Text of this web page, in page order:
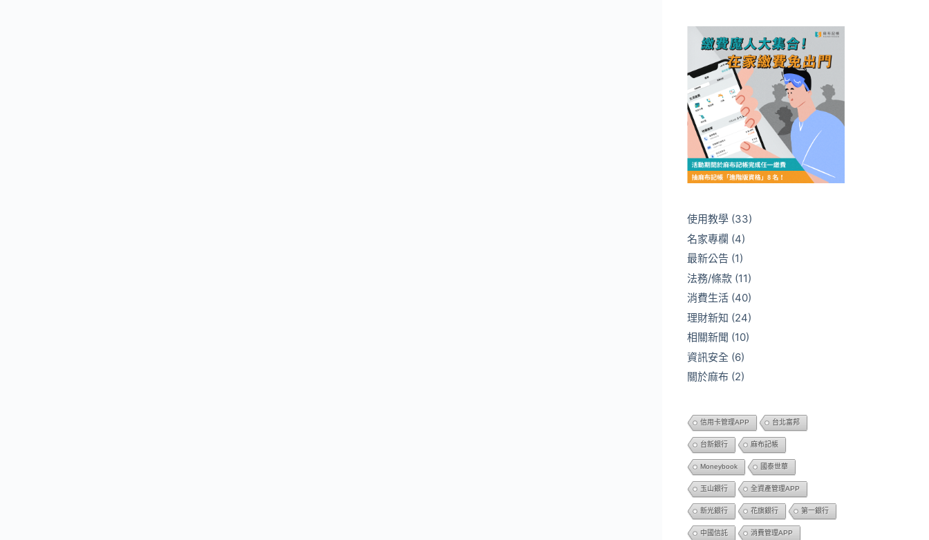
使用教學 (33)
名家專欄 (4)
最新公告 (1)
法務/條款 (11)
消費生活 (40)
理財新知 (24)
相關新聞 (10)
資訊安全 (6)
關於麻布 (2)
信用卡管理APP 台北富邦
台新銀行 麻布記帳
Moneybook 國泰世華
玉山銀行 全資產管理APP
新光銀行 花旗銀行 第一銀行
中國信託 消費管理APP